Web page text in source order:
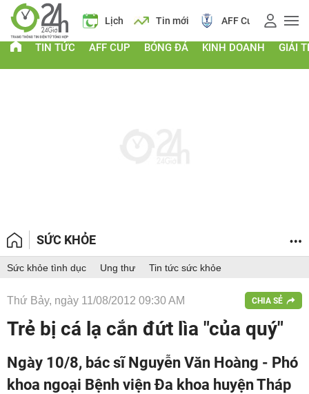
Lịch Tin mới AFF Cup Điểm chuẩn 2026
TIN TỨC AFF CUP BÓNG ĐÁ KINH DOANH GIẢI
SỨC KHỎE
Sức khỏe tình dục Ung thư Tin tức sức khỏe
Thứ Bảy, ngày 11/08/2012 09:30 AM CHIA SẺ
Trẻ bị cá lạ cắn đứt lìa "của quý"
Ngày 10/8, bác sĩ Nguyễn Văn Hoàng - Phó
khoa ngoại Bệnh viện Đa khoa huyện Tháp